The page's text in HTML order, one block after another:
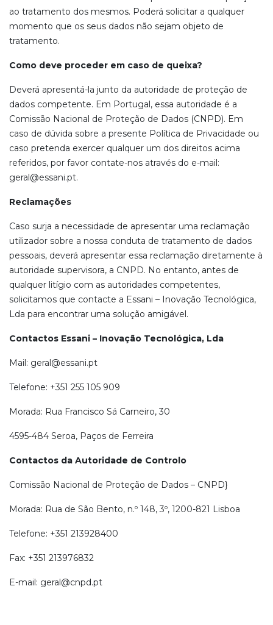
ao tratamento dos mesmos. Poderá solicitar a qualquer
momento que os seus dados não sejam objeto de
tratamento.
Como deve proceder em caso de queixa?
Deverá apresentá-la junto da autoridade de proteção de
dados competente. Em Portugal, essa autoridade é a
Comissão Nacional de Proteção de Dados (CNPD). Em
caso de dúvida sobre a presente Política de Privacidade ou
caso pretenda exercer qualquer um dos direitos acima
referidos, por favor contate-nos através do e-mail:
geral@essani.pt.
Reclamações
Caso surja a necessidade de apresentar uma reclamação
utilizador sobre a nossa conduta de tratamento de dados
pessoais, deverá apresentar essa reclamação diretamente à
autoridade supervisora, a CNPD. No entanto, antes de
qualquer litígio com as autoridades competentes,
solicitamos que contacte a Essani – Inovação Tecnológica,
Lda para encontrar uma solução amigável.
Contactos Essani – Inovação Tecnológica, Lda
Mail: geral@essani.pt
Telefone: +351 255 105 909
Morada: Rua Francisco Sá Carneiro, 30
4595-484 Seroa, Paços de Ferreira
Contactos da Autoridade de Controlo
Comissão Nacional de Proteção de Dados – CNPD}
Morada: Rua de São Bento, n.º 148, 3º, 1200-821 Lisboa
Telefone: +351 213928400
Fax: +351 213976832
E-mail: geral@cnpd.pt